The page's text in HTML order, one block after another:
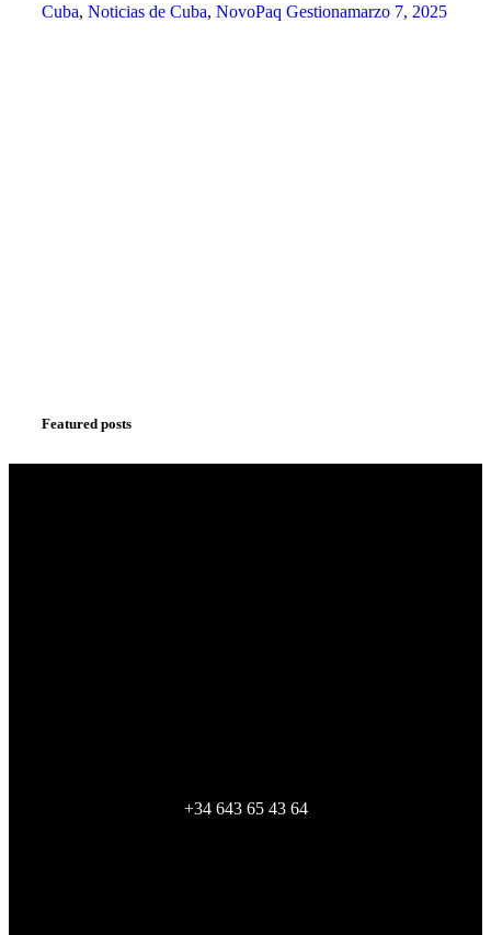
Cuba, Noticias de Cuba, NovoPaq Gestionamarzo 7, 2025
WE RECOMMEND
Featured posts
+34 643 65 43 64